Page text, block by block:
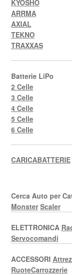
KYOSHO
ARRMA
AXIAL
TEKNO
TRAXXAS
Batterie LiPo
2 Celle
3 Celle
4 Celle
5 Celle
6 Celle
CARICABATTERIE
Cerca Auto per
Monster Scaler
ELETTRONICA
Servocomandi
ACCESSORI
RuoteCarrozzerie